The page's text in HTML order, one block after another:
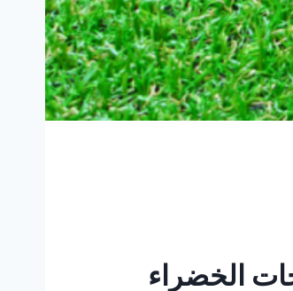
الخضراء